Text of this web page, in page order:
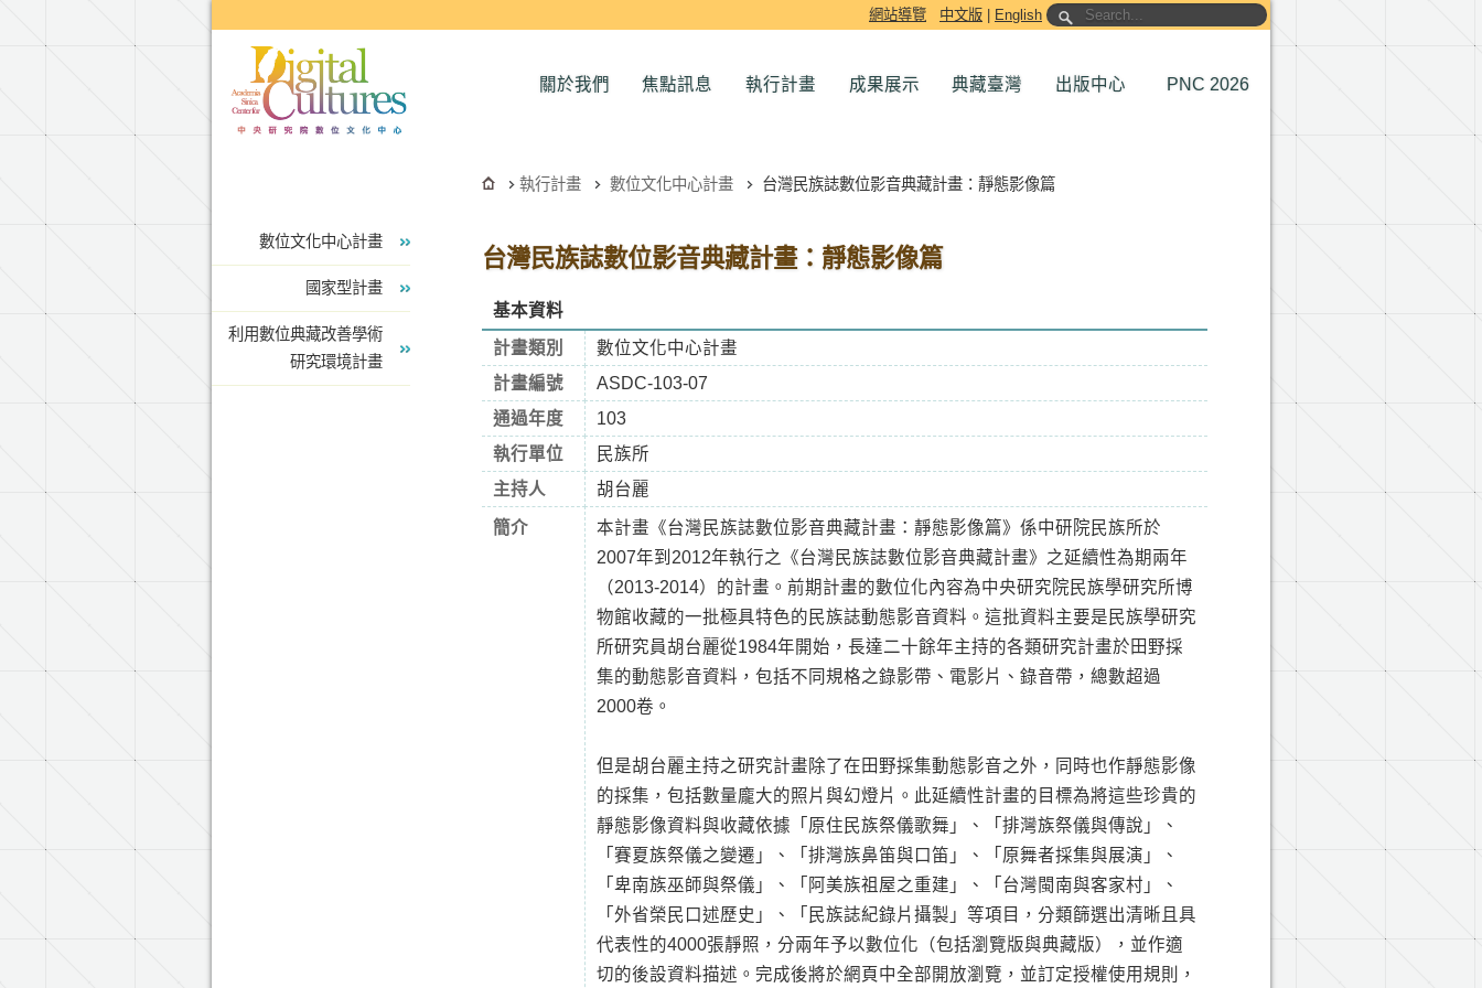
網站導覽 中文版 English
關於我們 焦點訊息 執行計畫 成果展示 典藏臺灣 出版中心 PNC 2026
執行計畫 數位文化中心計畫 台灣民族誌數位影音典藏計畫：靜態影像篇
台灣民族誌數位影音典藏計畫：靜態影像篇
基本資料
計畫類別
數位文化中心計畫
計畫編號
ASDC-103-07
通過年度
103
執行單位
民族所
主持人
胡台麗
簡介
本計畫《台灣民族誌數位影音典藏計畫：靜態影像篇》係中研院民族所於
2007年到2012年執行之《台灣民族誌數位影音典藏計畫》之延續性為期兩年
（2013-2014）的計畫。前期計畫的數位化內容為中央研究院民族學研究所博
物館收藏的一批極具特色的民族誌動態影音資料。這批資料主要是民族學研究
所研究員胡台麗從1984年開始，長達二十餘年主持的各類研究計畫於田野採
集的動態影音資料，包括不同規格之錄影帶、電影片、錄音帶，總數超過
2000卷。
但是胡台麗主持之研究計畫除了在田野採集動態影音之外，同時也作靜態影像
的採集，包括數量龐大的照片與幻燈片。此延續性計畫的目標為將這些珍貴的
靜態影像資料與收藏依據「原住民族祭儀歌舞」、「排灣族祭儀與傳說」、
「賽夏族祭儀之變遷」、「排灣族鼻笛與口笛」、「原舞者採集與展演」、
「卑南族巫師與祭儀」、「阿美族祖屋之重建」、「台灣閩南與客家村」、
「外省榮民口述歷史」、「民族誌紀錄片攝製」等項目，分類篩選出清晰且具
代表性的4000張靜照，分兩年予以數位化（包括瀏覽版與典藏版），並作適
切的後設資料描述。完成後將於網頁中全部開放瀏覽，並訂定授權使用規則，
數位文化中心計畫
國家型計畫
利用數位典藏改善學術
研究環境計畫